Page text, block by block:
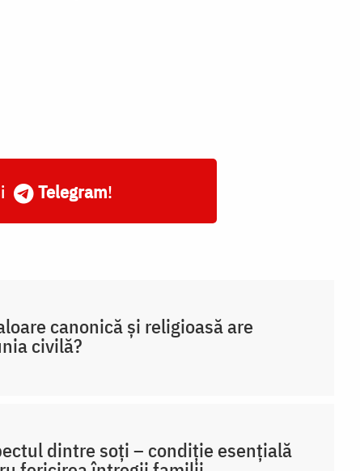
Telegram!
canonică și religioasă are
civilă?
dintre soți – condiție esențială